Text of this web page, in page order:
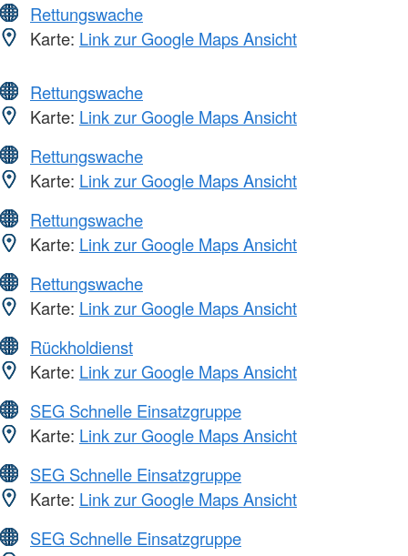
Rettungswache
Karte: Link zur Google Maps Ansicht
Rettungswache
Karte: Link zur Google Maps Ansicht
Rettungswache
Karte: Link zur Google Maps Ansicht
Rettungswache
Karte: Link zur Google Maps Ansicht
Rettungswache
Karte: Link zur Google Maps Ansicht
Rückholdienst
Karte: Link zur Google Maps Ansicht
SEG Schnelle Einsatzgruppe
Karte: Link zur Google Maps Ansicht
SEG Schnelle Einsatzgruppe
Karte: Link zur Google Maps Ansicht
SEG Schnelle Einsatzgruppe